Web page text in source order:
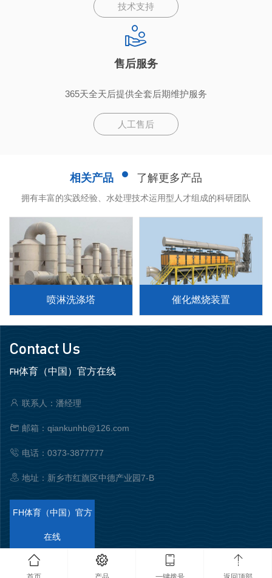
技术支持
售后服务
365天全天后提供全套后期维护服务
人工售后
相关产品 了解更多产品
拥有丰富的实践经验、水处理技术运用型人才组成的科研团队
喷淋洗涤塔 催化燃烧装置
Contact Us
FH体育（中国）官方在线
联系人：潘经理
邮箱：qiankunhb@126.com
电话：0373-3877777
地址：新乡市红旗区中德产业园7-B
FH体育（中国）官方
在线
FH手机平台 开云线上官网| 开云官方网页版| FH体育（FHsports）